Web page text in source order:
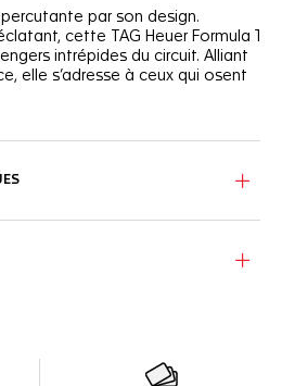
percutante par son design.
cette TAG Heuer Formula 1
intrépides du circuit. Alliant
elle s’adresse à ceux qui osent